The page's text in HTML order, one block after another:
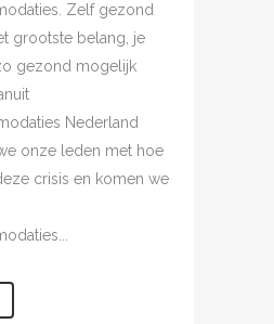
Zelf gezond
grootste belang, je
gezond mogelijk
Nederland
onze leden met hoe
crisis en komen we